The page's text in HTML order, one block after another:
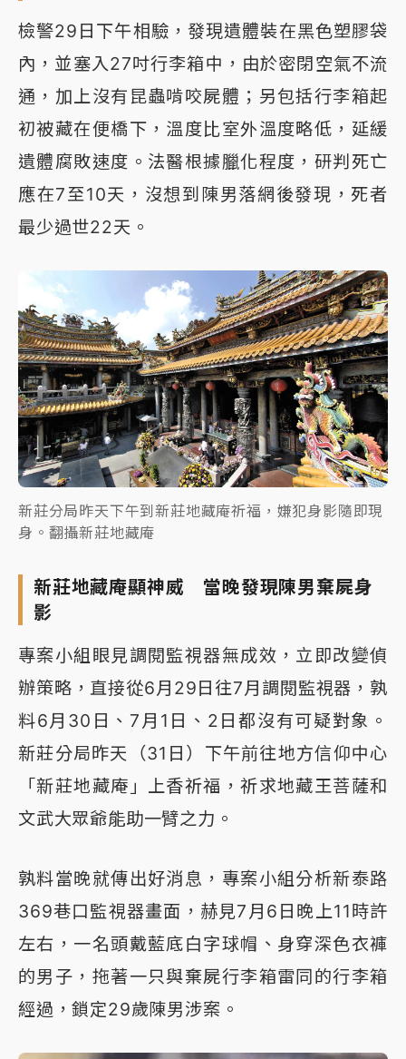
檢警29日下午相驗，發現遺體裝在黑色塑膠袋
內，並塞入27吋行李箱中，由於密閉空氣不流
通，加上沒有昆蟲啃咬屍體；另包括行李箱起
初被藏在便橋下，溫度比室外溫度略低，延緩
遺體腐敗速度。法醫根據臘化程度，研判死亡
應在7至10天，沒想到陳男落網後發現，死者
最少過世22天。
新莊分局昨天下午到新莊地藏庵祈福，嫌犯身影隨即現
身。翻攝新莊地藏庵
新莊地藏庵顯神威 當晚發現陳男棄屍身
影
專案小組眼見調閱監視器無成效，立即改變偵
辦策略，直接從6月29日往7月調閱監視器，孰
料6月30日、7月1日、2日都沒有可疑對象。
新莊分局昨天（31日）下午前往地方信仰中心
「新莊地藏庵」上香祈福，祈求地藏王菩薩和
文武大眾爺能助一臂之力。
孰料當晚就傳出好消息，專案小組分析新泰路
369巷口監視器畫面，赫見7月6日晚上11時許
左右，一名頭戴藍底白字球帽、身穿深色衣褲
的男子，拖著一只與棄屍行李箱雷同的行李箱
經過，鎖定29歲陳男涉案。